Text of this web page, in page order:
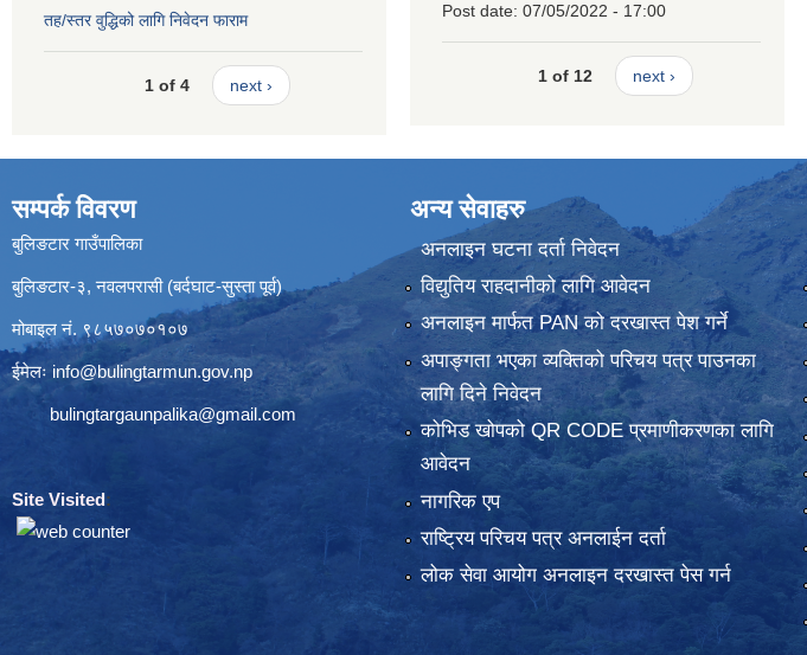
तह/स्तर वुद्धिको लागि निवेदन फाराम
1 of 4 next ›
Post date: 07/05/2022 - 17:00
1 of 12 next ›
सम्पर्क विवरण
बुलिङटार गाउँपालिका
बुलिङटार-३, नवलपरासी (बर्दघाट-सुस्ता पूर्व)
मोबाइल नं. ९८५७०७०१०७
ईमेलः info@bulingtarmun.gov.np
bulingtargaunpalika@gmail.com
Site Visited:
अन्य सेवाहरु
अनलाइन घटना दर्ता निवेदन
विद्युतिय राहदानीको लागि आवेदन
अनलाइन मार्फत PAN को दरखास्त पेश गर्ने
अपाङ्गता भएका व्यक्तिको परिचय पत्र पाउनका
लागि दिने निवेदन
कोभिड खोपको QR CODE प्रमाणीकरणका लागि
आवेदन
नागरिक एप
राष्ट्रिय परिचय पत्र अनलाईन दर्ता
लोक सेवा आयोग अनलाइन दरखास्त पेस गर्न